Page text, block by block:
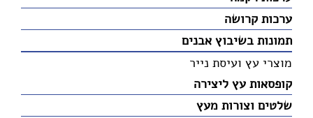
ערכות קרושה
תמונות בשיבוץ אבנים
מוצרי עץ ועיסת נייר
קופסאות עץ ליצירה
שלטים וצורות מעץ